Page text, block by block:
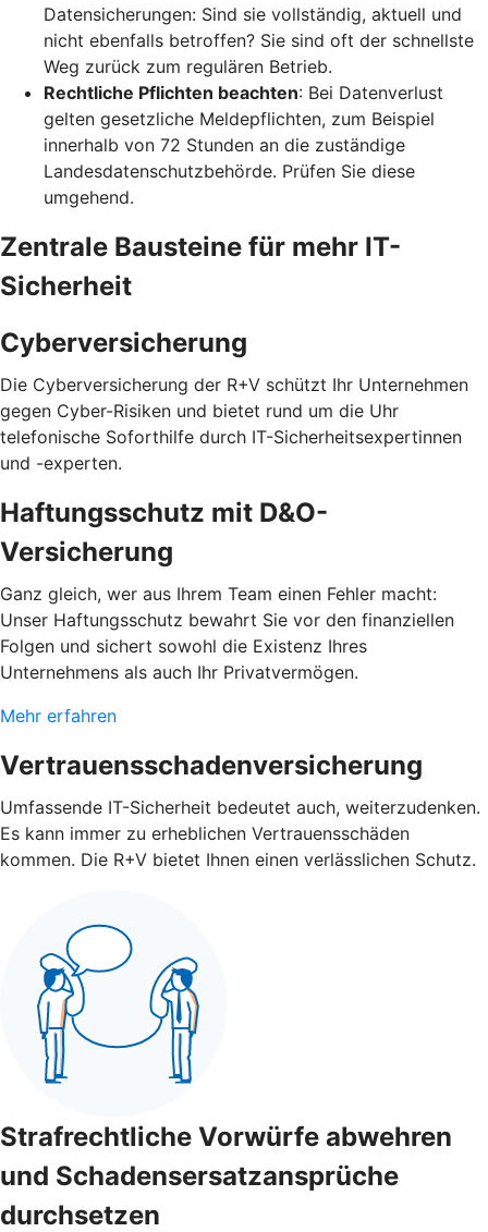
Datensicherungen: Sind sie vollständig, aktuell und
nicht ebenfalls betroffen? Sie sind oft der schnellste
Weg zurück zum regulären Betrieb.
Rechtliche Pflichten beachten: Bei Datenverlust
gelten gesetzliche Meldepflichten, zum Beispiel
innerhalb von 72 Stunden an die zuständige
Landesdatenschutzbehörde. Prüfen Sie diese
umgehend.
Zentrale Bausteine für mehr IT-
Sicherheit
Cyberversicherung
Die Cyberversicherung der R+V schützt Ihr Unternehmen
gegen Cyber-Risiken und bietet rund um die Uhr
telefonische Soforthilfe durch IT-Sicherheitsexpertinnen
und -experten.
Haftungsschutz mit D&O-
Versicherung
Ganz gleich, wer aus Ihrem Team einen Fehler macht:
Unser Haftungsschutz bewahrt Sie vor den finanziellen
Folgen und sichert sowohl die Existenz Ihres
Unternehmens als auch Ihr Privatvermögen.
Mehr erfahren
Vertrauensschadenversicherung
Umfassende IT-Sicherheit bedeutet auch, weiterzudenken.
Es kann immer zu erheblichen Vertrauensschäden
kommen. Die R+V bietet Ihnen einen verlässlichen Schutz.
Strafrechtliche Vorwürfe abwehren
und Schadensersatzansprüche
durchsetzen